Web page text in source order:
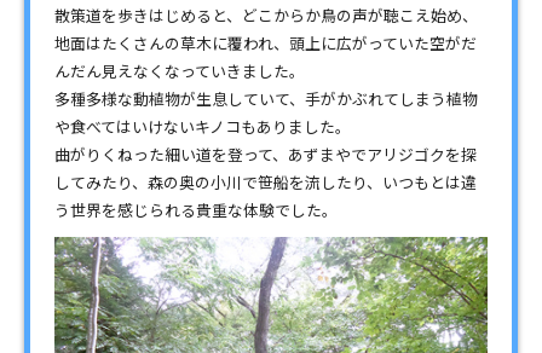
散策道を歩きはじめると、どこからか鳥の声が聴こえ始め、
地面はたくさんの草木に覆われ、頭上に広がっていた空がだ
んだん見えなくなっていきました。
多種多様な動植物が生息していて、手がかぶれてしまう植物
や食べてはいけないキノコもありました。
曲がりくねった細い道を登って、あずまやでアリジゴクを探
してみたり、森の奥の小川で笹船を流したり、いつもとは違
う世界を感じられる貴重な体験でした。